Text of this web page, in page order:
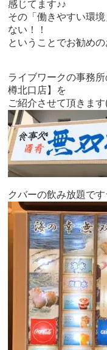
感じてます♪♪
その「働きやすい環
ない！！
ということでお勧め
ライブワークの事務
樽北口店】を
ご紹介させて頂きま
クバーの飲み放題で